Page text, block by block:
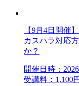
【9月4日開催
カスハラ対応
か？
開催日時：
受講料：1,100円